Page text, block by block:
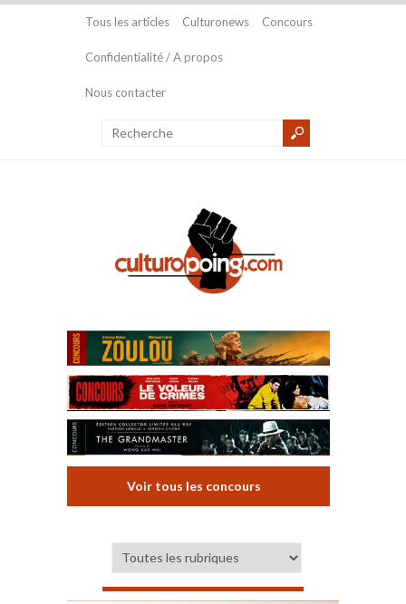
Tous les articles Culturonews Concours
Confidentialité / A propos
Nous contacter
Voir tous les concours